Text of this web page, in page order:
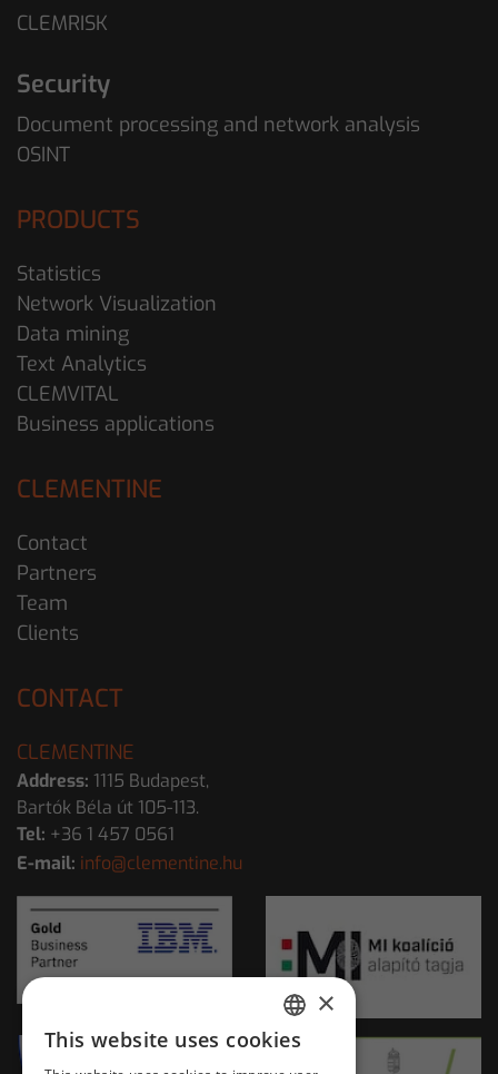
CLEMRISK
Security
Document processing and network analysis
OSINT
PRODUCTS
Statistics
Network Visualization
Data mining
Text Analytics
CLEMVITAL
Business applications
CLEMENTINE
Contact
Partners
Team
Clients
CONTACT
CLEMENTINE
Address: 1115 Budapest,
Bartók Béla út 105-113.
Tel: +36 1 457 0561
E-mail: info@clementine.hu
HUNGARIAN
×
This website uses cookies